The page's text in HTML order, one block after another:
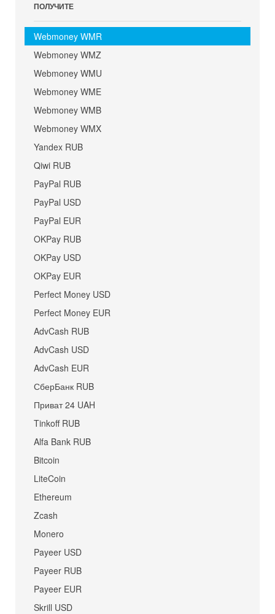
ПОЛУЧИТЕ
Webmoney WMR
Webmoney WMZ
Webmoney WMU
Webmoney WME
Webmoney WMB
Webmoney WMX
Yandex RUB
Qiwi RUB
PayPal RUB
PayPal USD
PayPal EUR
OKPay RUB
OKPay USD
OKPay EUR
Perfect Money USD
Perfect Money EUR
AdvCash RUB
AdvCash USD
AdvCash EUR
СберБанк RUB
Приват 24 UAH
Tinkoff RUB
Alfa Bank RUB
Bitcoin
LiteCoin
Ethereum
Zcash
Monero
Payeer USD
Payeer RUB
Payeer EUR
Skrill USD